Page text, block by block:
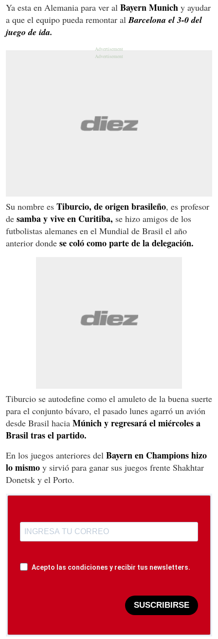
Ya esta en Alemania para ver al Bayern Munich y ayudar
a que el equipo pueda remontar al Barcelona el 3-0 del
juego de ida.
Su nombre es Tiburcio, de origen brasileño, es profesor
de samba y vive en Curitiba, se hizo amigos de los
futbolistas alemanes en el Mundial de Brasil el año
anterior donde se coló como parte de la delegación.
Tiburcio se autodefine como el amuleto de la buena suerte
para el conjunto bávaro, el pasado lunes agarró un avión
desde Brasil hacia Múnich y regresará el miércoles a
Brasil tras el partido.
En los juegos anteriores del Bayern en Champions hizo
lo mismo y sirvió para ganar sus juegos frente Shakhtar
Donetsk y el Porto.
Acepto las condiciones y recibir tus newsletters.
SUSCRIBIRSE